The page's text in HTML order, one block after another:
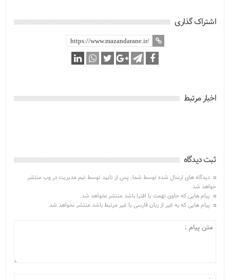
اشتراک گذاری
اخبار مرتبط
ثبت دیدگاه
دیدگاه های ارسال شده توسط شما، پس از تایید توسط تیم مدیریت در وب منتشر
خواهد شد.
پیام هایی که حاوی تهمت یا افترا باشد منتشر نخواهد شد.
پیام هایی که به غیر از زبان فارسی یا غیر مرتبط باشد منتشر نخواهد شد.